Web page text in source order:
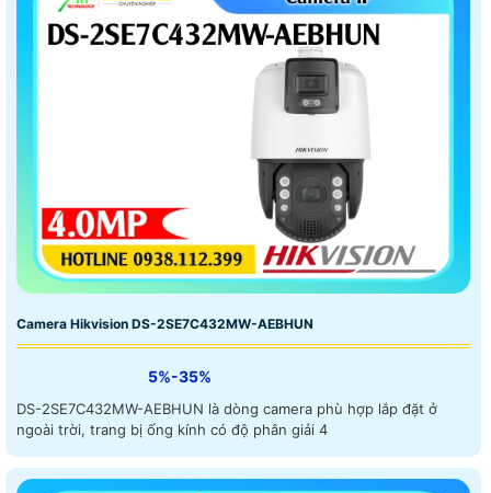
Camera Hikvision DS-2SE7C432MW-AEBHUN
5%-35%
DS-2SE7C432MW-AEBHUN là dòng camera phù hợp lắp đặt ở
ngoài trời, trang bị ống kính có độ phân giải 4